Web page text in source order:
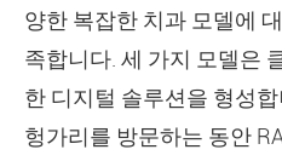
양한 복잡한 치과 모델에
족합니다. 세 가지 모델은
한 디지털 솔루션을 형성합
헝가리를 방문하는 동안